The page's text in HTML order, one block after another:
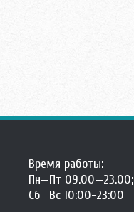
Время работы:
Пн—Пт 09.00—23.00;
Сб—Вс 10:00-23:00